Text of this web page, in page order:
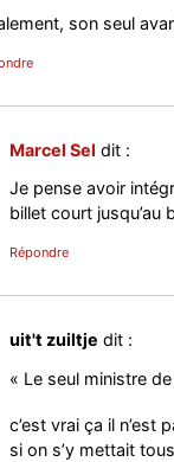
son seul
Marcel Sel dit :
Je pense avoir
billet court jusqu’au
Répondre
uit't zuiltje dit :
« Le seul ministre
c’est vrai ça il n’est
si on s’y mettait